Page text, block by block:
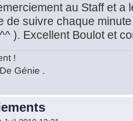
au Staff et a
de suivre chaque
). Excellent Boulot et
!
Génie .